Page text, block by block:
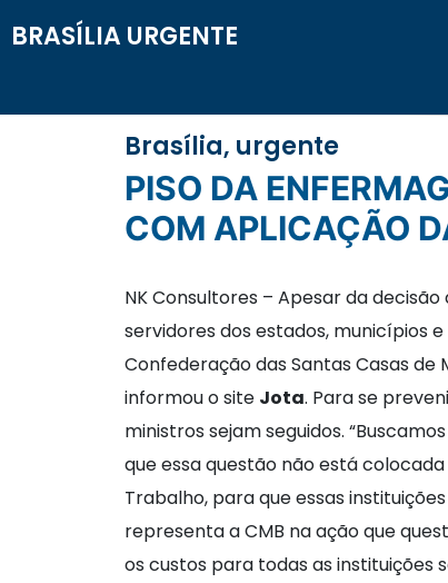
BRASÍLIA URGENTE
Brasília, urgente
PISO DA ENFERMAGEM: FILANTRÓPICAS TEMEM AÇÕES TRABALHISTAS
COM APLICAÇÃO
NK Consultores – Apesar da
servidores dos estados, municípios
Confederação das Santas Casas
informou o site Jota. Para se
ministros sejam seguidos.
que essa questão não está
Trabalho, para que essas
representa a CMB na ação que
os custos para todas as